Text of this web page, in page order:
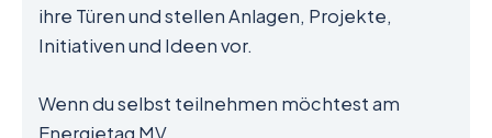
ihre Türen und stellen Anlagen, Projekte,
Initiativen und Ideen vor.
Wenn du selbst teilnehmen möchtest am
Energietag MV